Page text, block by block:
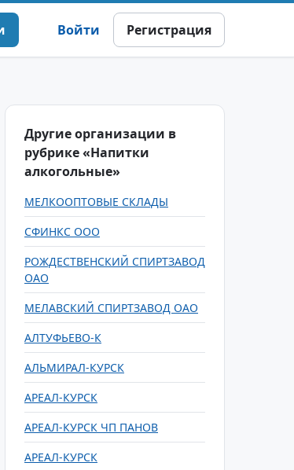
Войти Регистрация
Другие организации в
рубрике «Напитки
алкогольные»
МЕЛКООПТОВЫЕ СКЛАДЫ
СФИНКС ООО
РОЖДЕСТВЕНСКИЙ СПИРТЗАВОД
ОАО
МЕЛАВСКИЙ СПИРТЗАВОД ОАО
АЛТУФЬЕВО-К
АЛЬМИРАЛ-КУРСК
АРЕАЛ-КУРСК
АРЕАЛ-КУРСК ЧП ПАНОВ
АРЕАЛ-КУРСК